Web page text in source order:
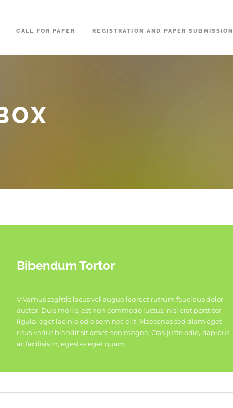
CALL FOR PAPER REGISTRATION AND PAPER SUBMISSION
Bibendum Tortor
Vivamus sagittis lacus vel augue laoreet rutrum faucibus dolor
auctor. Duis mollis, est non commodo luctus, nisi erat porttitor
ligula, eget lacinia odio sem nec elit. Maecenas sed diam eget
risus varius blandit sit amet non magna. Cras justo odio, dapibus
ac facilisis in, egestas eget quam.